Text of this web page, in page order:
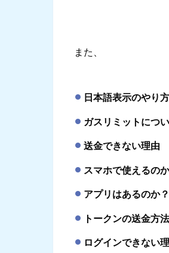
また、
日本語表示のやり方
ガスリミットにつ
送金できない理由
スマホで使えるの
アプリはあるのか？
トークンの送金方
ログインできない